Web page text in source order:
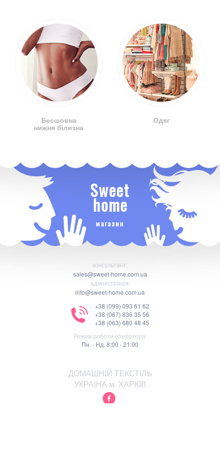
Бесшовна
нижня білизна
Одяг
Sweet
home
магазин
консультант:
sales@sweet-home.com.ua
адміністрація:
info@sweet-home.com.ua
+38 (099) 093 61 62
+38 (067) 836 35 56
+38 (063) 680 48 45
Режим роботи оператора:
Пн. - Нд. 8:00 - 21:00
ДОМАШНІЙ ТЕКСТІЛЬ
УКРАІНА м. ХАРКІВ